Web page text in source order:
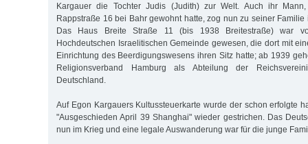
Kargauer die Tochter Judis (Judith) zur Welt. Auch ihr
Rappstraße 16 bei Bahr gewohnt hatte, zog nun zu seiner Familie
Das Haus Breite Straße 11 (bis 1938 Breitestraße) war
Hochdeutschen Israelitischen Gemeinde gewesen, die dort mit
Einrichtung des Beerdigungswesens ihren Sitz hatte; ab 1939
Religionsverband Hamburg als Abteilung der
Deutschland.
Auf Egon Kargauers Kultussteuerkarte wurde der schon erfolgte
"Ausgeschieden April 39 Shanghai" wieder gestrichen. Das
nun im Krieg und eine legale Auswanderung war für die junge